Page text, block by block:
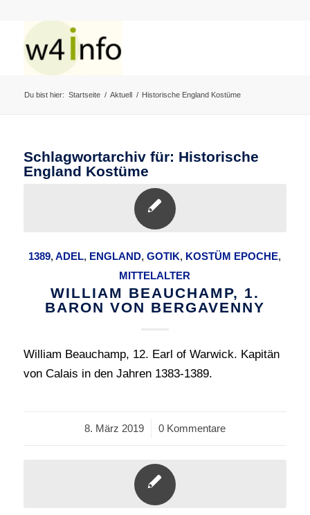
Du bist hier: Startseite / Aktuell / Historische England Kostüme
Schlagwortarchiv für: Historische
England Kostüme
1389,ADEL, ENGLAND,GOTIK, KOSTÜM EPOCHE,
MITTELALTER
WILLIAM BEAUCHAMP, 1.
BARON VON BERGAVENNY
William Beauchamp, 12. Earl of Warwick. Kapitän
von Calais in den Jahren 1383-1389.
8. März 2019
/ 0 Kommentare